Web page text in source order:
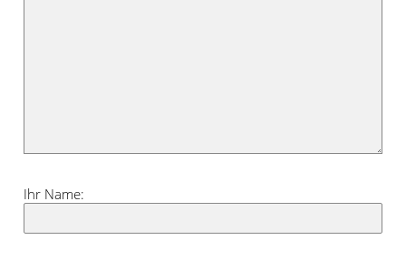
Ihr Name: